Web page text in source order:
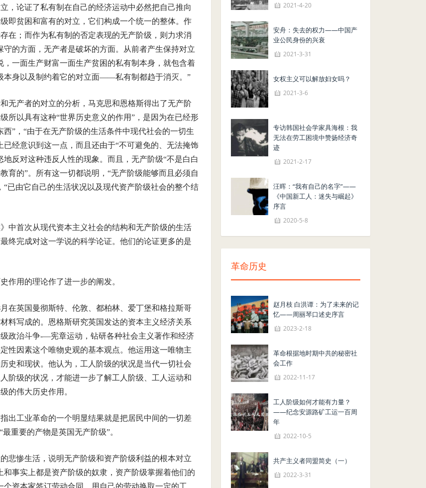
，论证了私有制在自己的经济运动中必然把自己推向
即贫困和富有的对立，它们构成一个统一的整体。作
在；而作为私有制的否定表现的无产阶级，则力求消
的方面，无产者是破坏的方面。从前者产生保持对立
一面生产财富一面生产贫困的私有制本身，就包含着
本身以及制约着它的对立面——私有制都趋于消灭。”
无产者的对立的分析，马克思和恩格斯得出了无产阶
所以具有这种“世界历史意义的作用”，是因为在已经形
”，“由于在无产阶级的生活条件中现代社会的一切生
经意识到这一点，而且还由于“不可避免的、无法掩饰
反对这种违反人性的现象。而且，无产阶级“不是白白
育的”。所有这一切都说明，“无产阶级能够而且必须自
已由它自己的生活状况以及现代资产阶级社会的整个结
中首次从现代资本主义社会的结构和无产阶级的生活
终完成对这一学说的科学论证。他们的论证更多的是
作用的理论作了进一步的阐发。
在英国曼彻斯特、伦敦、都柏林、爱丁堡和格拉斯哥
料写成的。恩格斯研究英国发达的资本主义经济关系
政治斗争-—宪章运动，钻研各种社会主义著作和经济
性因素这个唯物史观的基本观点。他运用这一唯物主
史和现状。他认为，工人阶级的状况是当代一切社会
阶级的状况，才能进一步了解工人阶级、工人运动和
的伟大历史作用。
出工业革命的一个明显结果就是把居民中间的一切差
重要的产物是英国无产阶级”。
悲惨生活，说明无产阶级和资产阶级利益的根本对立
事实上都是资产阶级的奴隶，资产阶级掌握着他们的
资本家签订劳动合同，用自己的劳动换取一定的工
2021-4-20
安舟：失去的权力——中国产
业公民身份的兴衰
2021-3-31
女权主义可以解放妇女吗？
2021-3-6
专访韩国社会学家具海根：我
无法在劳工困境中赞扬经济奇
迹
2021-2-17
汪晖：“我有自己的名字”——
《中国新工人：迷失与崛起》
序言
2020-5-8
革命历史
赵月枝 白洪谭：为了未来的记
忆——周丽琴口述史序言
2023-2-18
革命根据地时期中共的秘密社
会工作
2022-11-17
工人阶级如何才能有力量？
——纪念安源路矿工运一百周
年
2022-10-5
共产主义者同盟简史（一）
2022-3-31